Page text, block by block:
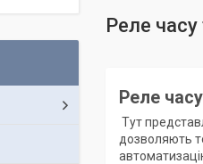
Реле
Реле
Тут
дозволяють